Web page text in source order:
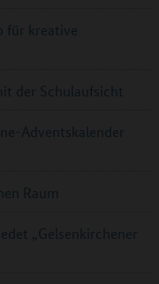
für kreative
der Schulaufsicht
Adventskalender
Raum
„Gelsenkirchener